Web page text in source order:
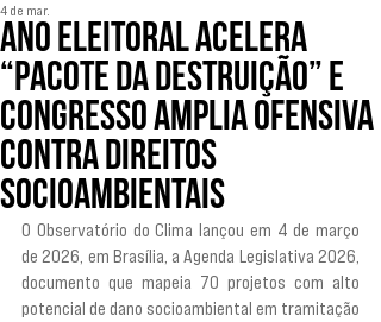
Ano eleitoral acelera
“Pacote da Destruição” e
Congresso amplia ofensiva
contra direitos
socioambientais
4 de mar.
O Observatório do Clima lançou em 4 de março
de 2026, em Brasília, a Agenda Legislativa 2026,
documento que mapeia 70 projetos com alto
potencial de dano socioambiental em tramitação